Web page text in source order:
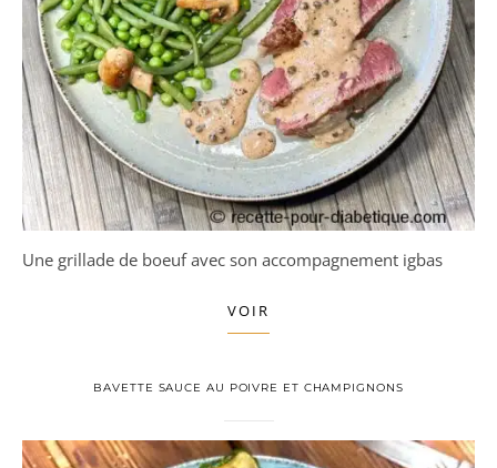
Une grillade de boeuf avec son accompagnement igbas
VOIR
BAVETTE SAUCE AU POIVRE ET CHAMPIGNONS